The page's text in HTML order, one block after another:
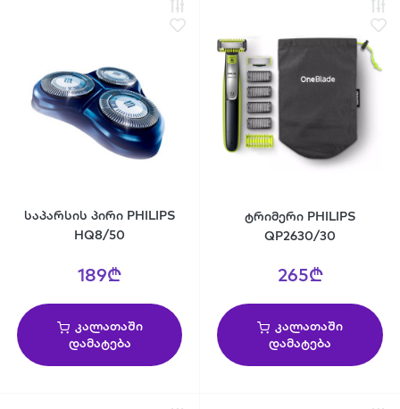
საპარსის პირი PHILIPS
HQ8/50
189₾
კალათაში
დამატება
ტრიმერი PHILIPS
QP2630/30
265₾
კალათაში
დამატება